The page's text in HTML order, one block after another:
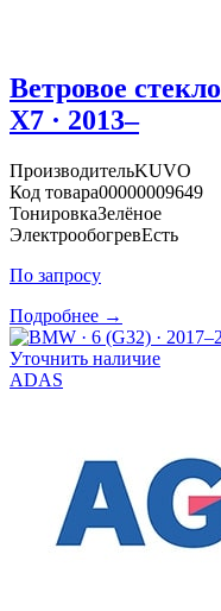
Ветровое стекло
X7 · 2013–
ПроизводительKUVO
Код товара00000009649
ТонировкаЗелёное
ЭлектрообогревЕсть
По запросу
Подробнее →
Уточнить наличие
ADAS